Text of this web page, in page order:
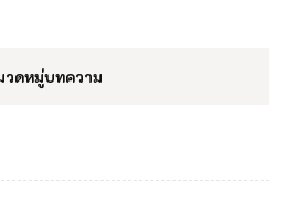
วดหมู่บทความ